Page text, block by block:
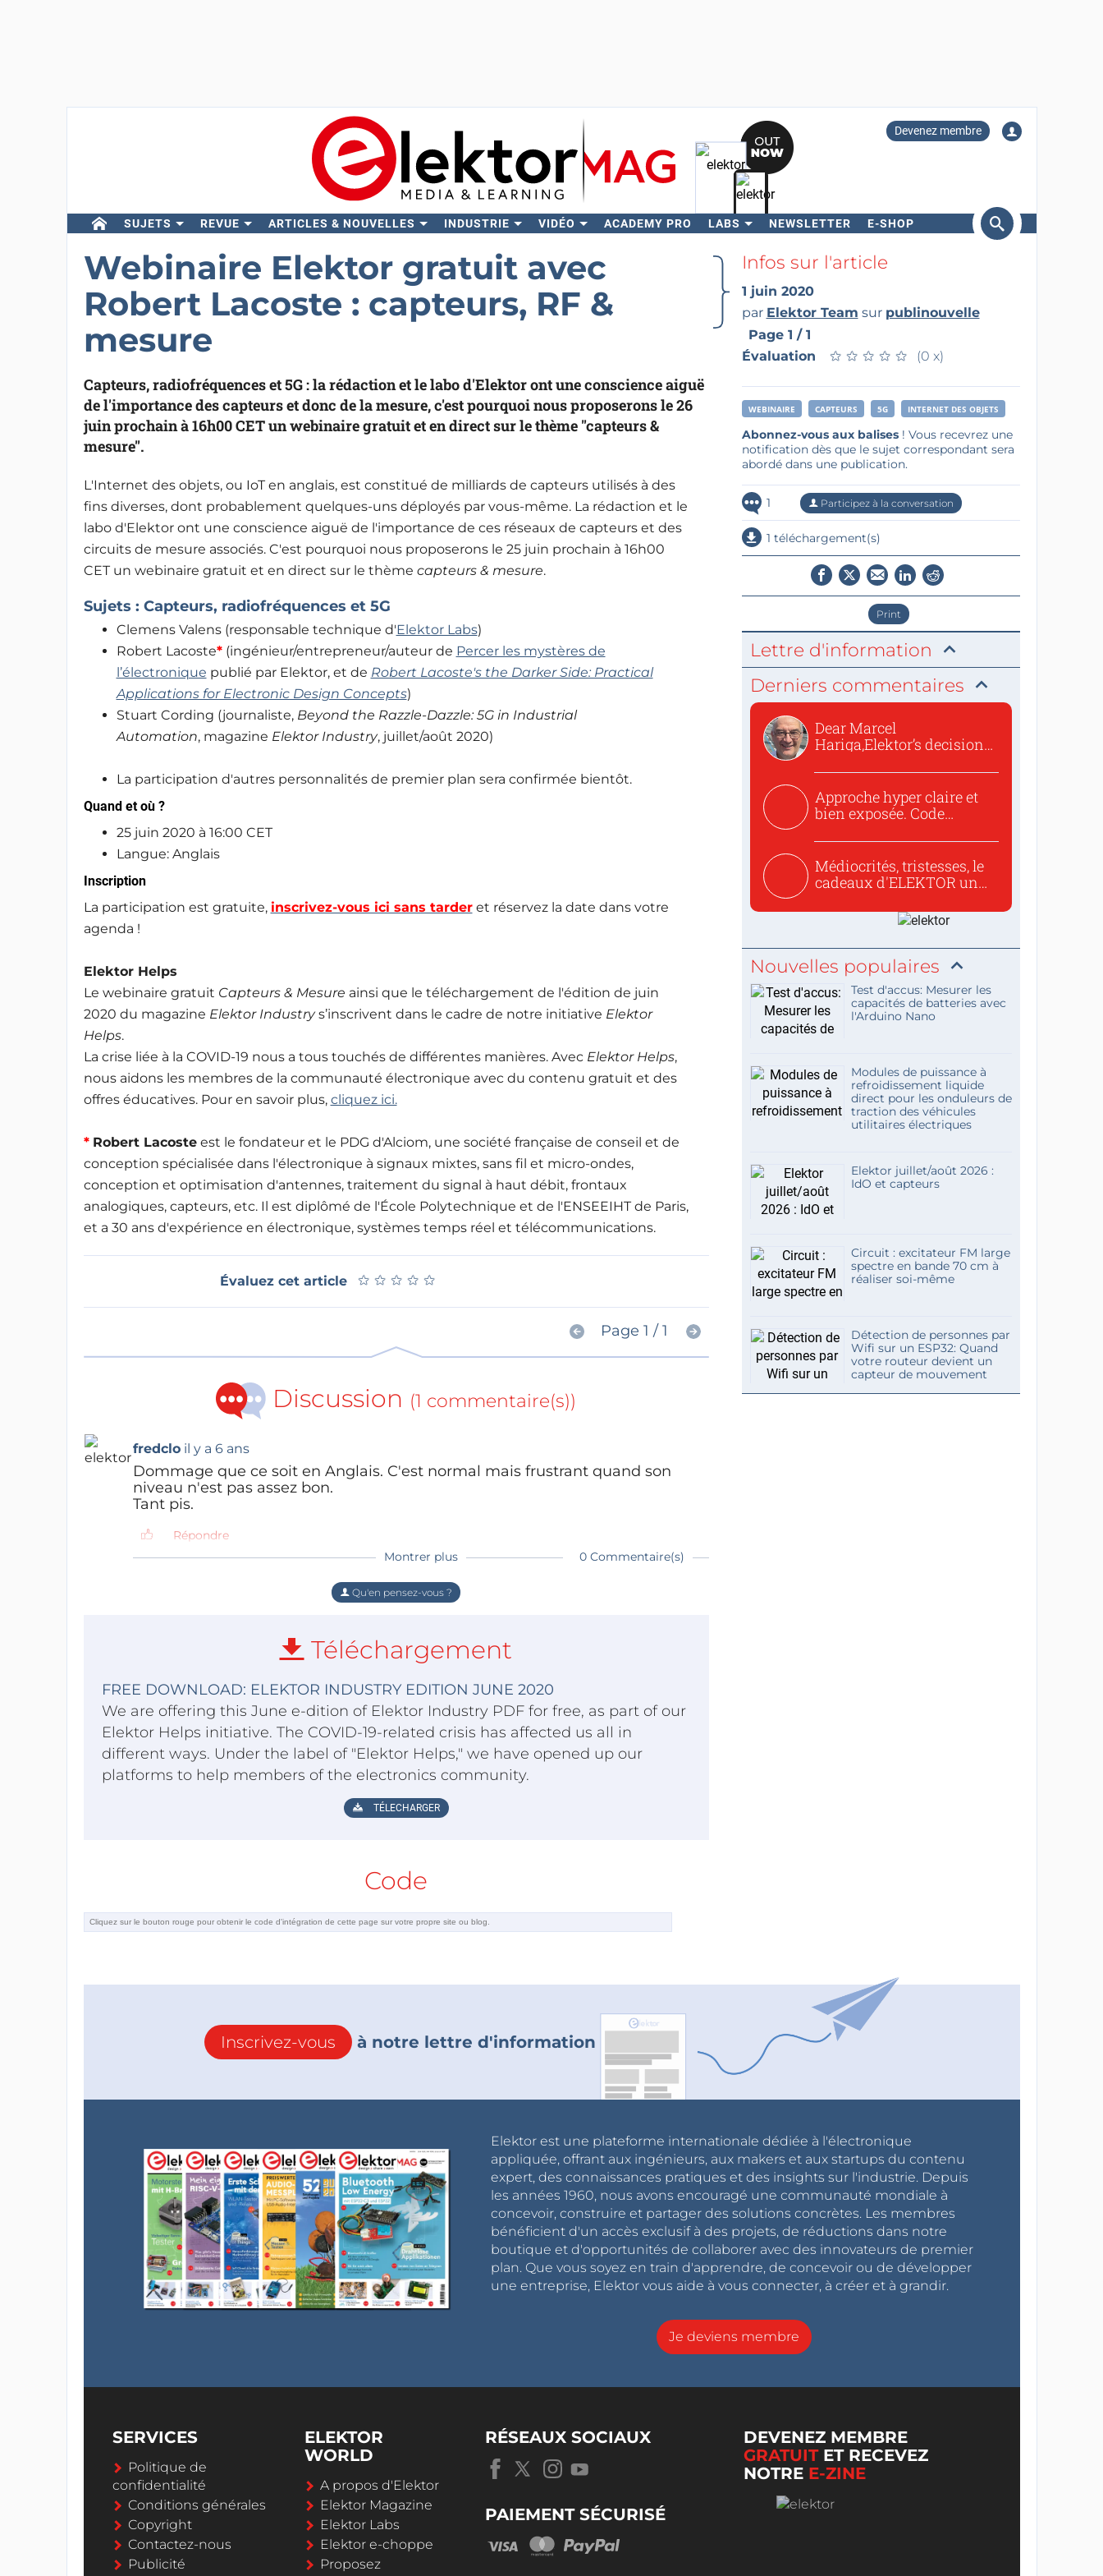
Devenez membre
SUJETS REVUE ARTICLES & NOUVELLES INDUSTRIE VIDÉO ACADEMY PRO LABS NEWSLETTER E-SHOP
Rechercher
Webinaire Elektor gratuit avec
Robert Lacoste : capteurs, RF &
mesure
Capteurs, radiofréquences et 5G : la rédaction et le labo d'Elektor ont une conscience aiguë
de l'importance des capteurs et donc de la mesure, c'est pourquoi nous proposerons le 26
juin prochain à 16h00 CET un webinaire gratuit et en direct sur le thème "capteurs &
mesure".
L'Internet des objets, ou IoT en anglais, est constitué de milliards de capteurs utilisés à des
fins diverses, dont probablement quelques-uns déployés par vous-même. La rédaction et le
labo d'Elektor ont une conscience aiguë de l'importance de ces réseaux de capteurs et des
circuits de mesure associés. C'est pourquoi nous proposerons le 25 juin prochain à 16h00
CET un webinaire gratuit et en direct sur le thème capteurs & mesure.
Sujets : Capteurs, radiofréquences et 5G
Clemens Valens (responsable technique d'Elektor Labs)
Robert Lacoste*(ingénieur/entrepreneur/auteur de Percer les mystères de
l’électronique publié par Elektor, et de Robert Lacoste's the Darker Side: Practical
Applications for Electronic Design Concepts)
Stuart Cording (journaliste, Beyond the Razzle-Dazzle: 5G in Industrial
Automation, magazine Elektor Industry, juillet/août 2020)
La participation d'autres personnalités de premier plan sera confirmée bientôt.
Quand et où ?
25 juin 2020 à 16:00 CET
Langue: Anglais
Inscription
La participation est gratuite, inscrivez-vous ici sans tarderet réservez la date dans votre
agenda !
Elektor Helps
Le webinaire gratuit Capteurs & Mesure ainsi que le téléchargement de l'édition de juin
2020 du magazine Elektor Industrys’inscrivent dans le cadre de notre initiative Elektor
Helps.
La crise liée à la COVID-19 nous a tous touchés de différentes manières. Avec Elektor Helps,
nous aidons les membres de la communauté électronique avec du contenu gratuit et des
offres éducatives. Pour en savoir plus, cliquez ici.
* Robert Lacosteest le fondateur et le PDG d'Alciom, une société française de conseil et de
conception spécialisée dans l'électronique à signaux mixtes, sans fil et micro-ondes,
conception et optimisation d'antennes, traitement du signal à haut débit, frontaux
analogiques, capteurs, etc. Il est diplômé de l'École Polytechnique et de l'ENSEEIHT de Paris,
et a 30 ans d'expérience en électronique, systèmes temps réel et télécommunications.
Évaluez cet article ★ ★ ★ ★ ★
★ ★ ★ ★ ★
Page 1 / 1
Discussion (1 commentaire(s))
fredclo il y a 6 ans
Dommage que ce soit en Anglais. C'est normal mais frustrant quand son
niveau n'est pas assez bon.
Tant pis.
Répondre
Montrer plus
0 Commentaire(s)
Qu'en pensez-vous ?
Téléchargement
FREE DOWNLOAD: ELEKTOR INDUSTRY EDITION JUNE 2020
We are offering this June e-dition of Elektor Industry PDF for free, as part of our
Elektor Helps initiative. The COVID-19-related crisis has affected us all in
different ways. Under the label of "Elektor Helps," we have opened up our
platforms to help members of the electronics community.
TÉLECHARGER
Code
Infos sur l'article
1 juin 2020
par Elektor Team sur publinouvelle
Page 1 / 1
Évaluation
★ ★ ★ ★ ★
★ ★ ★ ★ ★ (0 x)
WEBINAIRE CAPTEURS 5G INTERNET DES OBJETS
Abonnez-vous aux balises! Vous recevrez une
notification dès que le sujet correspondant sera
abordé dans une publication.
1 Participez à la conversation
1 téléchargement(s)
Print
Lettre d'information
Derniers commentaires
Dear Marcel
Hariga,Elektor’s decision
Approche hyper claire et
bien exposée. Code
Médiocrités, tristesses, le
cadeaux d'ELEKTOR un
Nouvelles populaires
Test d'accus: Mesurer les
capacités de batteries avec
l'Arduino Nano
Modules de puissance à
refroidissement liquide
direct pour les onduleurs de
traction des véhicules
utilitaires électriques
Elektor juillet/août 2026 :
IdO et capteurs
Circuit : excitateur FM large
spectre en bande 70 cm à
réaliser soi-même
Détection de personnes par
Wifi sur un ESP32: Quand
votre routeur devient un
capteur de mouvement
Inscrivez-vous à notre lettre d'information
Elektor est une plateforme internationale dédiée à l'électronique
appliquée, offrant aux ingénieurs, aux makers et aux startups du contenu
expert, des connaissances pratiques et des insights sur l'industrie. Depuis
les années 1960, nous avons encouragé une communauté mondiale à
concevoir, construire et partager des solutions concrètes. Les membres
bénéficient d'un accès exclusif à des projets, de réductions dans notre
boutique et d'opportunités de collaborer avec des innovateurs de premier
plan. Que vous soyez en train d'apprendre, de concevoir ou de développer
une entreprise, Elektor vous aide à vous connecter, à créer et à grandir.
Je deviens membre
SERVICES
Politique de
confidentialité
Conditions générales
Copyright
Contactez-nous
Publicité
ELEKTOR
WORLD
A propos d'Elektor
Elektor Magazine
Elektor Labs
Elektor e-choppe
Proposez
RÉSEAUX SOCIAUX
PAIEMENT SÉCURISÉ
DEVENEZ MEMBRE
GRATUITET RECEVEZ
NOTRE E-ZINE